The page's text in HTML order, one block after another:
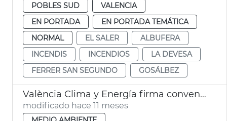
POBLES SUD
VALENCIA
EN PORTADA
EN PORTADA TEMÁTICA
NORMAL
EL SALER
ALBUFERA
INCENDIS
INCENDIOS
LA DEVESA
FERRER SAN SEGUNDO
GOSÁLBEZ
València Clima y Energía firma convenio Cruz Roja voluntariado Albufera
modificado hace 11 meses